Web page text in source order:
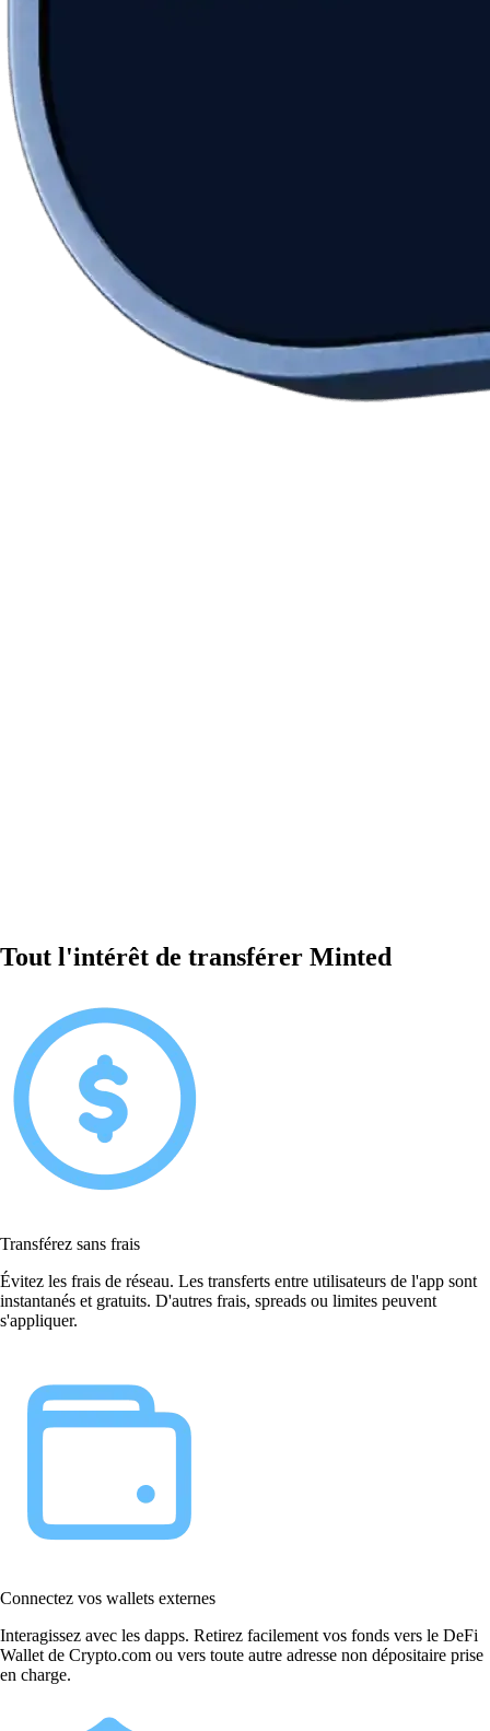
Tout l'intérêt de transférer Minted
Transférez sans frais
Évitez les frais de réseau. Les transferts entre utilisateurs de l'app sont
instantanés et gratuits. D'autres frais, spreads ou limites peuvent
s'appliquer.
Connectez vos wallets externes
Interagissez avec les dapps. Retirez facilement vos fonds vers le DeFi
Wallet de Crypto.com ou vers toute autre adresse non dépositaire prise
en charge.